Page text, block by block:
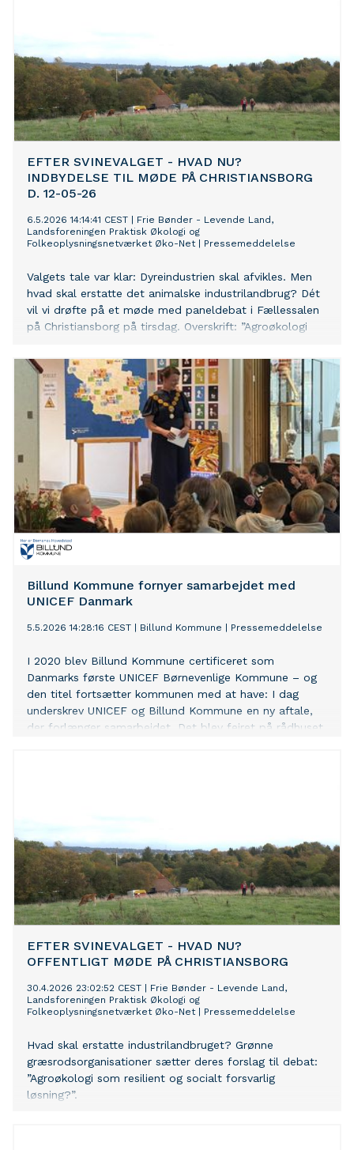
EFTER SVINEVALGET - HVAD NU?
INDBYDELSE TIL MØDE PÅ CHRISTIANSBORG
D. 12-05-26
6.5.2026 14:14:41 CEST
Frie Bønder - Levende Land,
Landsforeningen Praktisk Økologi og
Folkeoplysningsnetværket Øko-Net| Pressemeddelelse
Valgets tale var klar: Dyreindustrien skal afvikles. Men
hvad skal erstatte det animalske industrilandbrug? Dét
vil vi drøfte på et møde med paneldebat i Fællessalen
på Christiansborg på tirsdag. Overskrift: ”Agroøkologi
Professor, dr. agro. Erik Steen Jensen Vært: MF Torsten
Gejl Arrangører: Praktisk Økologi, Frie Bønder - Levende
Land og Øko-net
Billund Kommune fornyer samarbejdet med
UNICEF Danmark
5.5.2026 14:28:16 CEST Billund Kommune Pressemeddelelse
I 2020 blev Billund Kommune certificeret som
Danmarks første UNICEF Børnevenlige Kommune – og
den titel fortsætter kommunen med at have: I dag
underskrev UNICEF og Billund Kommune en ny aftale,
der forlænger samarbejdet. Det blev fejret på rådhuset
EFTER SVINEVALGET - HVAD NU?
OFFENTLIGT MØDE PÅ CHRISTIANSBORG
30.4.2026 23:02:52 CEST
Frie Bønder - Levende Land,
Landsforeningen Praktisk Økologi og
Folkeoplysningsnetværket Øko-Net| Pressemeddelelse
Hvad skal erstatte industrilandbruget? Grønne
græsrodsorganisationer sætter deres forslag til debat:
”Agroøkologi som resilient og socialt forsvarlig
løsning?”.